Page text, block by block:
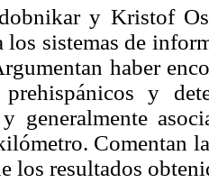
y Kristof
los sistemas de
haber
y
generalmente
Comentan
los resultados